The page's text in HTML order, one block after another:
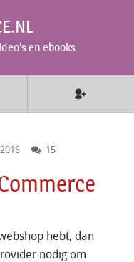
en ebooks
15
hebt, dan
nodig om